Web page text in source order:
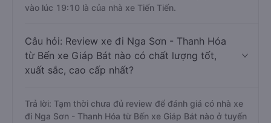
vào lúc 19:10 là của nhà xe Tiến Tiến.
Câu hỏi: Review xe đi Nga Sơn - Thanh Hóa
từ Bến xe Giáp Bát nào có chất lượng tốt,
xuất sắc, cao cấp nhất?
Trả lời: Tạm thời chưa đủ review để đánh giá có nhà xe
đi Nga Sơn - Thanh Hóa từ Bến xe Giáp Bát nào ở tuyến